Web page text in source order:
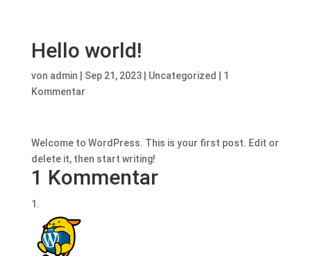
Hello world!
von admin Sep 21, 2023| Uncategorized
1
Kommentar
Welcome to WordPress. This is your first post. Edit or
delete it, then start writing!
1 Kommentar